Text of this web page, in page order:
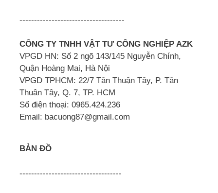
------------------------------------
CÔNG TY TNHH VẬT TƯ CÔNG NGHIỆP AZK
VPGD HN: Số 2 ngõ 143/145 Nguyễn Chính,
Quận Hoàng Mai, Hà Nội
VPGD TPHCM: 22/7 Tân Thuận Tây, P. Tân
Thuận Tây, Q. 7, TP. HCM
Số điện thoại: 0965.424.236
Email: bacuong87@gmail.com
BẢN ĐỒ
-----------------------------------